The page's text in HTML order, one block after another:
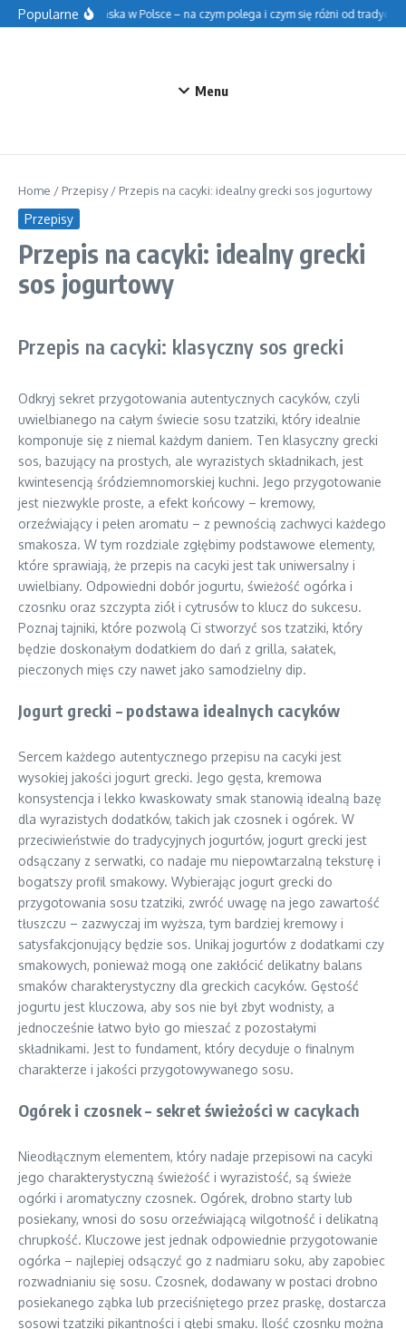
Przejdź do treści
PopularneSzkoła fińska w Polsce – na czym polega i czym się różni od tradycyjnej
Menu
Home / Przepisy/ Przepis na cacyki: idealny grecki sos jogurtowy
Przepisy
Przepis na cacyki: idealny grecki
sos jogurtowy
Przepis na cacyki: klasyczny sos grecki
Odkryj sekret przygotowania autentycznych cacyków, czyli
uwielbianego na całym świecie sosu tzatziki, który idealnie
komponuje się z niemal każdym daniem. Ten klasyczny grecki
sos, bazujący na prostych, ale wyrazistych składnikach, jest
kwintesencją śródziemnomorskiej kuchni. Jego przygotowanie
jest niezwykle proste, a efekt końcowy – kremowy,
orzeźwiający i pełen aromatu – z pewnością zachwyci każdego
smakosza. W tym rozdziale zgłębimy podstawowe elementy,
które sprawiają, że przepis na cacyki jest tak uniwersalny i
uwielbiany. Odpowiedni dobór jogurtu, świeżość ogórka i
czosnku oraz szczypta ziół i cytrusów to klucz do sukcesu.
Poznaj tajniki, które pozwolą Ci stworzyć sos tzatziki, który
będzie doskonałym dodatkiem do dań z grilla, sałatek,
pieczonych mięs czy nawet jako samodzielny dip.
Jogurt grecki – podstawa idealnych cacyków
Sercem każdego autentycznego przepisu na cacyki jest
wysokiej jakości jogurt grecki. Jego gęsta, kremowa
konsystencja i lekko kwaskowaty smak stanowią idealną bazę
dla wyrazistych dodatków, takich jak czosnek i ogórek. W
przeciwieństwie do tradycyjnych jogurtów, jogurt grecki jest
odsączany z serwatki, co nadaje mu niepowtarzalną teksturę i
bogatszy profil smakowy. Wybierając jogurt grecki do
przygotowania sosu tzatziki, zwróć uwagę na jego zawartość
tłuszczu – zazwyczaj im wyższa, tym bardziej kremowy i
satysfakcjonujący będzie sos. Unikaj jogurtów z dodatkami czy
smakowych, ponieważ mogą one zakłócić delikatny balans
smaków charakterystyczny dla greckich cacyków. Gęstość
jogurtu jest kluczowa, aby sos nie był zbyt wodnisty, a
jednocześnie łatwo było go mieszać z pozostałymi
składnikami. Jest to fundament, który decyduje o finalnym
charakterze i jakości przygotowywanego sosu.
Ogórek i czosnek – sekret świeżości w cacykach
Nieodłącznym elementem, który nadaje przepisowi na cacyki
jego charakterystyczną świeżość i wyrazistość, są świeże
ogórki i aromatyczny czosnek. Ogórek, drobno starty lub
posiekany, wnosi do sosu orzeźwiającą wilgotność i delikatną
chrupkość. Kluczowe jest jednak odpowiednie przygotowanie
ogórka – najlepiej odsączyć go z nadmiaru soku, aby zapobiec
rozwadnianiu się sosu. Czosnek, dodawany w postaci drobno
posiekanego ząbka lub przeciśniętego przez praskę, dostarcza
sosowi tzatziki pikantności i głębi smaku. Ilość czosnku można